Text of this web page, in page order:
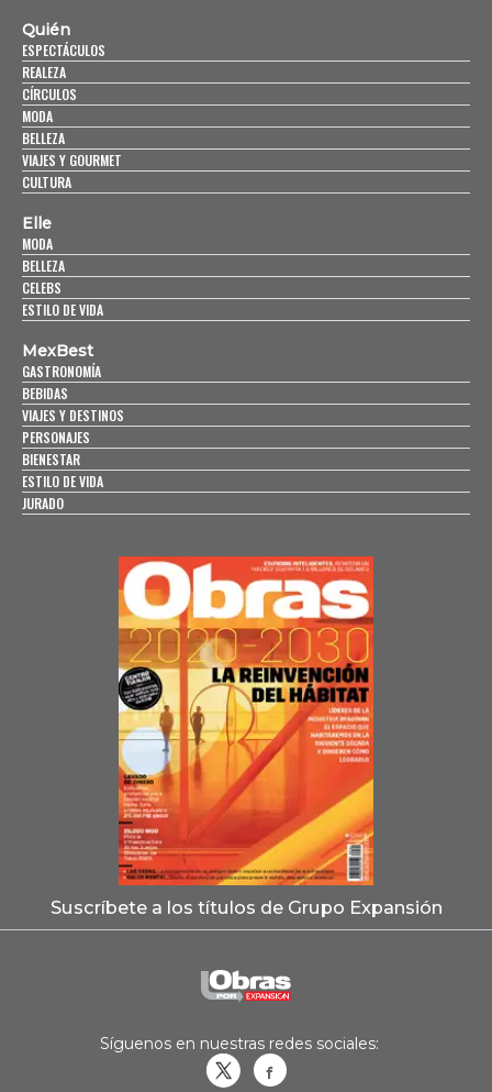
Quién
ESPECTÁCULOS
REALEZA
CÍRCULOS
MODA
BELLEZA
VIAJES Y GOURMET
CULTURA
Elle
MODA
BELLEZA
CELEBS
ESTILO DE VIDA
MexBest
GASTRONOMÍA
BEBIDAS
VIAJES Y DESTINOS
PERSONAJES
BIENESTAR
ESTILO DE VIDA
JURADO
Suscríbete a los títulos de Grupo Expansión
Síguenos en nuestras redes sociales: